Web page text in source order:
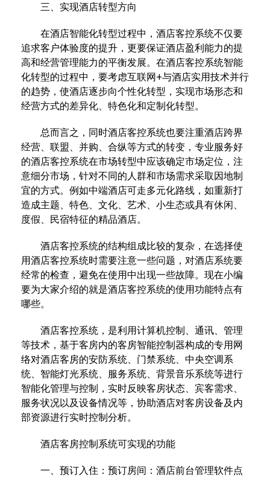
三、实现酒店转型方向
在酒店智能化转型过程中，酒店客控系统不仅要
追求客户体验度的提升，更要保证酒店盈利能力的提
高和经营管理能力的平衡发展。在酒店客控系统智能
化转型的过程中，要考虑互联网+与酒店实用技术并行
的趋势，使酒店逐步向个性化转型，实现市场形态和
经营方式的差异化、特色化和定制化转型。
总而言之，同时酒店客控系统也要注重酒店跨界
经营、联盟、并购、合纵等方式的转变，专业服务好
的酒店客控系统在市场转型中应该确定市场定位，注
意细分市场，针对不同的人群和市场需求采取因地制
宜的方式。例如中端酒店可走多元化路线，如重新打
造成主题、特色、文化、艺术、小生态或具有休闲、
度假、民宿特征的精品酒店。
酒店客控系统的结构组成比较的复杂，在选择使
用酒店客控系统时需要注意一些问题，对酒店系统要
经常的检查，避免在使用中出现一些故障。现在小编
要为大家介绍的就是酒店客控系统的使用功能特点有
哪些。
酒店客控系统，是利用计算机控制、通讯、管理
等技术，基于客房内的客房智能控制器构成的专用网
络对酒店客房的安防系统、门禁系统、中央空调系
统、智能灯光系统、服务系统、背景音乐系统等进行
智能化管理与控制，实时反映客房状态、宾客需求、
服务状况以及设备情况等，协助酒店对客房设备及内
部资源进行实时控制分析。
酒店客房控制系统可实现的功能
一、预订入住：预订房间：酒店前台管理软件点